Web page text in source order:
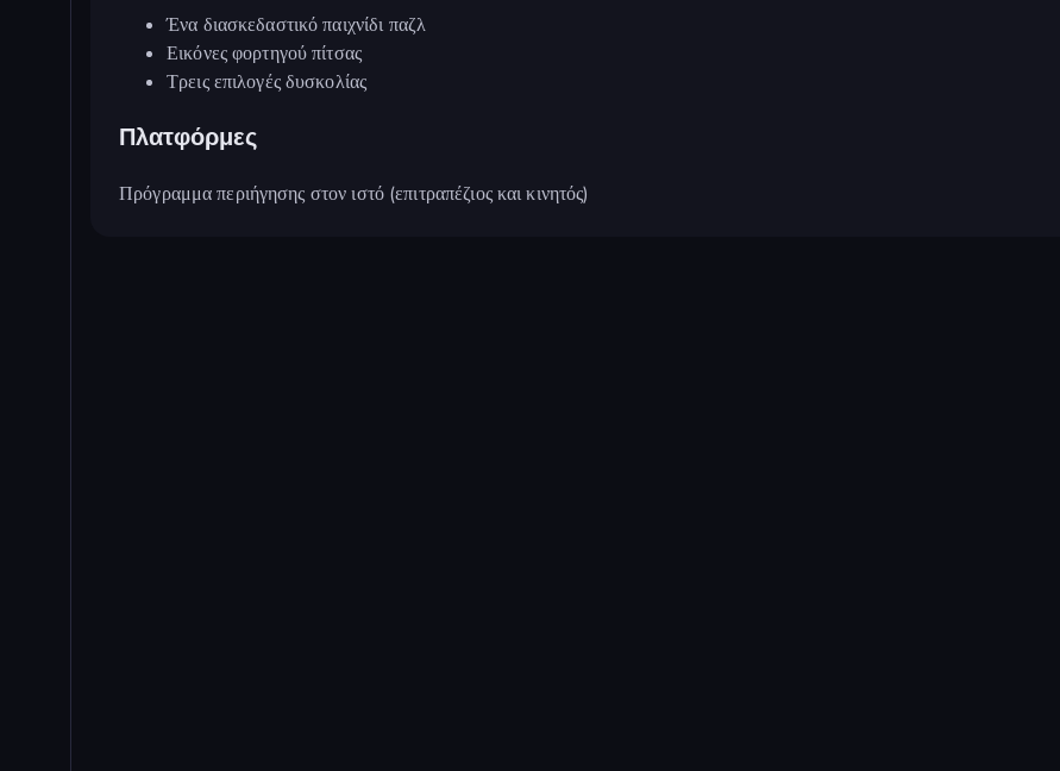
Ένα διασκεδαστικό παιχνίδι παζλ
Εικόνες φορτηγού πίτσας
Τρεις επιλογές δυσκολίας
Πλατφόρμες
Πρόγραμμα περιήγησης στον ιστό (επιτραπέζιος και κινητός)